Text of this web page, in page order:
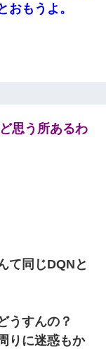
結果
はうっすら生えか
面評価スレで写真
二人ほど意外に好
？ディズニーシー
ーで並んでるこ
い鳥肌が立った
おもうよ。
思う所あるわ
て同じDQNと
うすんの？
りに迷惑もか